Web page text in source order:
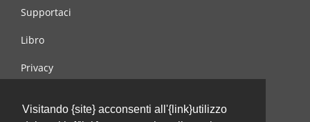
Visitando {site} acconsenti all'{link}utilizzo
Supportaci
Libro
Privacy